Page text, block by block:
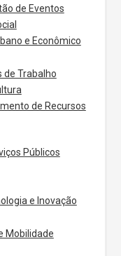
de Eventos
e Econômico
de Trabalho
de Recursos
Públicos
e Inovação
Mobilidade